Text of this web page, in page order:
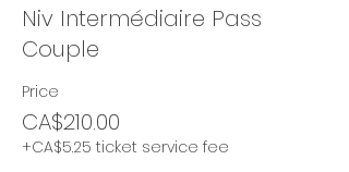
Niv Intermédiaire Pass
Couple
Price
CA$210.00
+CA$5.25 ticket service fee